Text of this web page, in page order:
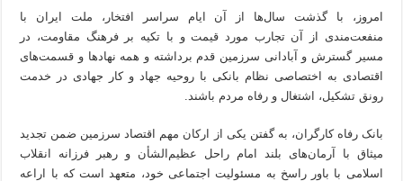
امروز، با گذشت سال‌ها از آن ایام سراسر افتخار، ملت ایران با
منفعت‌مندی از آن تجارب مورد قیمت و با تکیه بر فرهنگ مقاومت، در
مسیر گسترش و آبادانی سرزمین قدم برداشته و همه نهادها و قسمت‌های
اقتصادی به اختصاصی نظام بانکی با روحیه جهاد و کار جهادی در خدمت
رونق تشکیل، اشتغال و رفاه مردم باشند.
بانک رفاه کارگران، به گفتن یکی از ارکان مهم اقتصاد سرزمین ضمن تجدید
میثاق با آرمان‌های بلند امام راحل عظیم‌الشأن و رهبر فرزانه انقلاب
اسلامی با باور راسخ به مسئولیت اجتماعی خود، متعهد است که با اراعه